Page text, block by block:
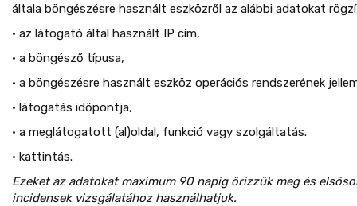
általa böngészésre használt eszközről az alábbi adatokat
• az látogató által használt IP cím,
• a böngésző típusa,
• a böngészésre használt eszköz operációs rendszerének
• látogatás időpontja,
• a meglátogatott (al)oldal, funkció vagy szolgáltatás.
• kattintás.
Ezeket az adatokat maximum 90 napig őrizzük meg és
incidensek vizsgálatához használhatjuk.